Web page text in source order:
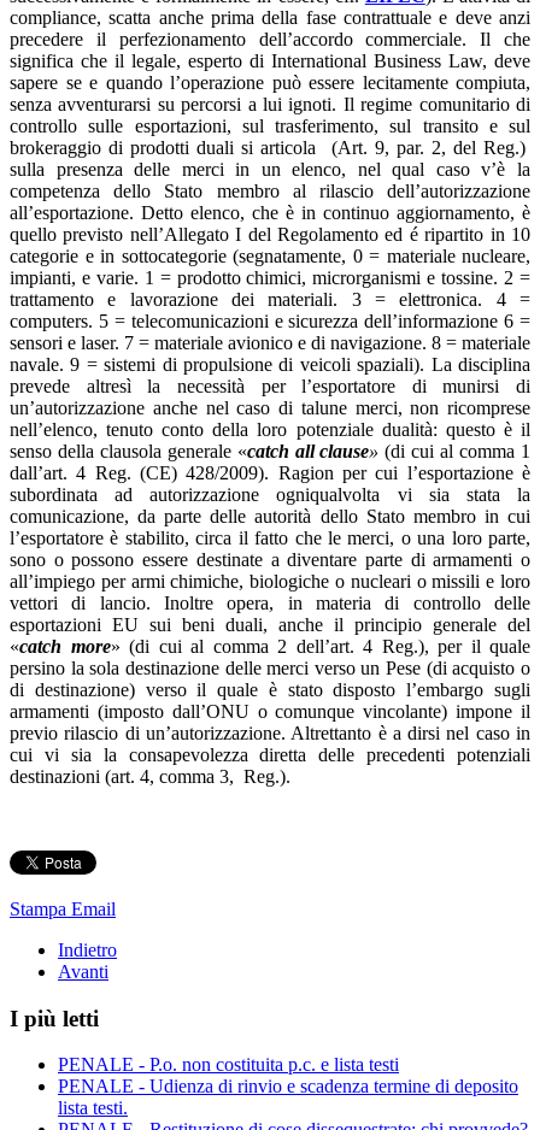
compliance, scatta anche prima della fase contrattuale e deve anzi
precedere il perfezionamento dell’accordo commerciale. Il che
significa che il legale, esperto di International Business Law, deve
sapere se e quando l’operazione può essere lecitamente compiuta,
senza avventurarsi su percorsi a lui ignoti. Il regime comunitario di
controllo sulle esportazioni, sul trasferimento, sul transito e sul
brokeraggio di prodotti duali si articola (Art. 9, par. 2, del Reg.)
sulla presenza delle merci in un elenco, nel qual caso v’è la
competenza dello Stato membro al rilascio dell’autorizzazione
all’esportazione. Detto elenco, che è in continuo aggiornamento, è
quello previsto nell’Allegato I del Regolamento ed é ripartito in 10
categorie e in sottocategorie (segnatamente, 0 = materiale nucleare,
impianti, e varie. 1 = prodotto chimici, microrganismi e tossine. 2 =
trattamento e lavorazione dei materiali. 3 = elettronica. 4 =
computers. 5 = telecomunicazioni e sicurezza dell’informazione 6 =
sensori e laser. 7 = materiale avionico e di navigazione. 8 = materiale
navale. 9 = sistemi di propulsione di veicoli spaziali). La disciplina
prevede altresì la necessità per l’esportatore di munirsi di
un’autorizzazione anche nel caso di talune merci, non ricomprese
nell’elenco, tenuto conto della loro potenziale dualità: questo è il
senso della clausola generale «catch all clause» (di cui al comma 1
dall’art. 4 Reg. (CE) 428/2009). Ragion per cui l’esportazione è
subordinata ad autorizzazione ogniqualvolta vi sia stata la
comunicazione, da parte delle autorità dello Stato membro in cui
l’esportatore è stabilito, circa il fatto che le merci, o una loro parte,
sono o possono essere destinate a diventare parte di armamenti o
all’impiego per armi chimiche, biologiche o nucleari o missili e loro
vettori di lancio. Inoltre opera, in materia di controllo delle
esportazioni EU sui beni duali, anche il principio generale del
«catch more» (di cui al comma 2 dell’art. 4 Reg.), per il quale
persino la sola destinazione delle merci verso un Pese (di acquisto o
di destinazione) verso il quale è stato disposto l’embargo sugli
armamenti (imposto dall’ONU o comunque vincolante) impone il
previo rilascio di un’autorizzazione. Altrettanto è a dirsi nel caso in
cui vi sia la consapevolezza diretta delle precedenti potenziali
destinazioni (art. 4, comma 3, Reg.).
Stampa Email
Indietro
Avanti
I più letti
PENALE - P.o. non costituita p.c. e lista testi
PENALE - Udienza di rinvio e scadenza termine di deposito
lista testi.